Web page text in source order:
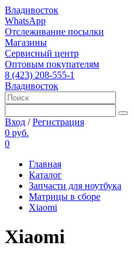
Владивосток
WhatsApp
Отслеживание посылки
Магазины
Сервисный центр
Оптовым покупателям
8 (423) 208-555-1
Владивосток
Вход /Регистрация
0 руб.
0
Главная
Каталог
Запчасти для ноутбука
Матрицы в сборе
Xiaomi
Xiaomi